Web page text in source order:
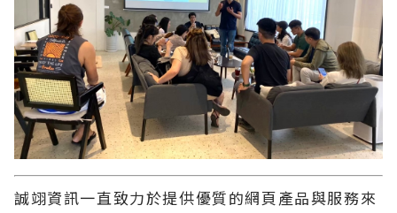
誠翊資訊一直致力於提供優質的網頁產品與服務來